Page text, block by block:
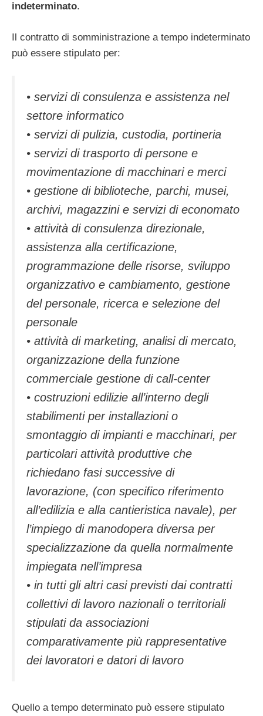
indeterminato.
Il contratto di somministrazione a tempo indeterminato
può essere stipulato per:
• servizi di consulenza e assistenza nel
settore informatico
• servizi di pulizia, custodia, portineria
• servizi di trasporto di persone e
movimentazione di macchinari e merci
• gestione di biblioteche, parchi, musei,
archivi, magazzini e servizi di economato
• attività di consulenza direzionale,
assistenza alla certificazione,
programmazione delle risorse, sviluppo
organizzativo e cambiamento, gestione
del personale, ricerca e selezione del
personale
• attività di marketing, analisi di mercato,
organizzazione della funzione
commerciale gestione di call-center
• costruzioni edilizie all’interno degli
stabilimenti per installazioni o
smontaggio di impianti e macchinari, per
particolari attività produttive che
richiedano fasi successive di
lavorazione, (con specifico riferimento
all’edilizia e alla cantieristica navale), per
l’impiego di manodopera diversa per
specializzazione da quella normalmente
impiegata nell’impresa
• in tutti gli altri casi previsti dai contratti
collettivi di lavoro nazionali o territoriali
stipulati da associazioni
comparativamente più rappresentative
dei lavoratori e datori di lavoro
Quello a tempo determinato può essere stipulato